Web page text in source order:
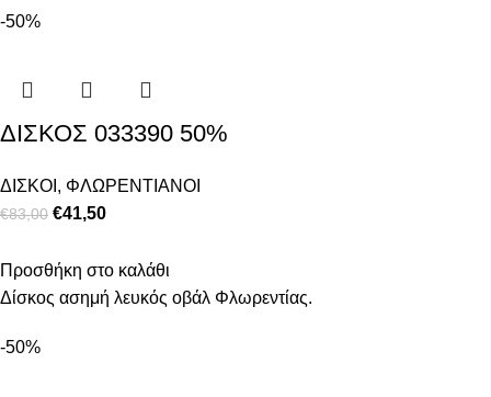
-50%
ΔΙΣΚΟΣ 033390 50%
ΔΙΣΚΟΙ , ΦΛΩΡΕΝΤΙΑΝΟΙ
€83,00 €41,50
Προσθήκη στο καλάθι
Δίσκος ασημή λευκός οβάλ Φλωρεντίας.
-50%